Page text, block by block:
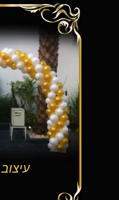
עיצוב בר מצווה